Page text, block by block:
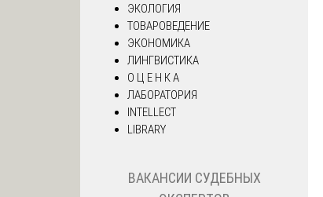
ЭКОЛОГИЯ
ТОВАРОВЕДЕНИЕ
ЭКОНОМИКА
ЛИНГВИСТИКА
О Ц Е Н К А
ЛАБОРАТОРИЯ
INTELLECT
LIBRARY
ВАКАНСИИ СУДЕБНЫХ